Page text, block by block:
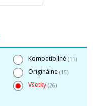
Kompatibilné (11)
Originálne (15)
Všetky (26)